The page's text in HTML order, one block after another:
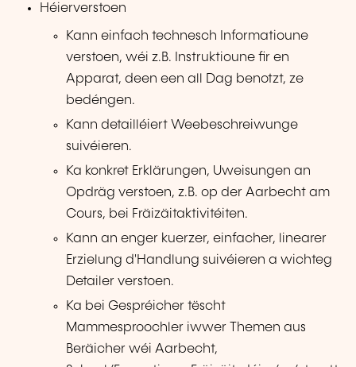
Héierverstoen
Kann einfach technesch Informatioune
verstoen, wéi z.B. Instruktioune fir en
Apparat, deen een all Dag benotzt, ze
bedéngen.
Kann detailléiert Weebeschreiwunge
suivéieren.
Ka konkret Erklärungen, Uweisungen an
Opdräg verstoen, z.B. op der Aarbecht am
Cours, bei Fräizäitaktivitéiten.
Kann an enger kuerzer, einfacher, linearer
Erzielung d'Handlung suivéieren a wichteg
Detailer verstoen.
Ka bei Gespréicher tëscht
Mammesproochler iwwer Themen aus
Beräicher wéi Aarbecht,